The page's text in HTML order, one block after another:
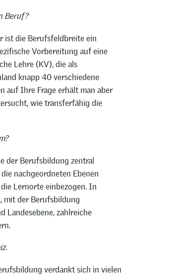
Beruf?
ist die Berufsfeldbreite ein
Vorbereitung auf eine
Lehre (KV), die als
knapp 40 verschiedene
auf Ihre Frage erhält man aber
wie transferfähig die
der Berufsbildung zentral
nachgeordneten Ebenen
Lernorte einbezogen. In
mit der Berufsbildung
Landesebene, zahlreiche
verdankt sich in vielen